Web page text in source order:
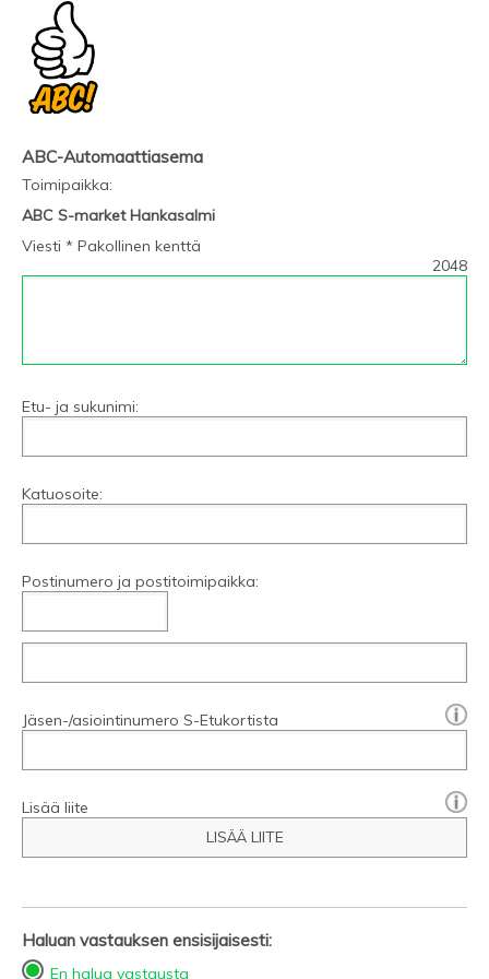
ABC-Automaattiasema
Toimipaikka:
ABC S-market Hankasalmi
Viesti * Pakollinen kenttä
2048
Etu- ja sukunimi:
Katuosoite:
Postinumero ja postitoimipaikka:
Jäsen-/asiointinumero S-Etukortista
Lisää liite
LISÄÄ LIITE
Haluan vastauksen ensisijaisesti:
En halua vastausta